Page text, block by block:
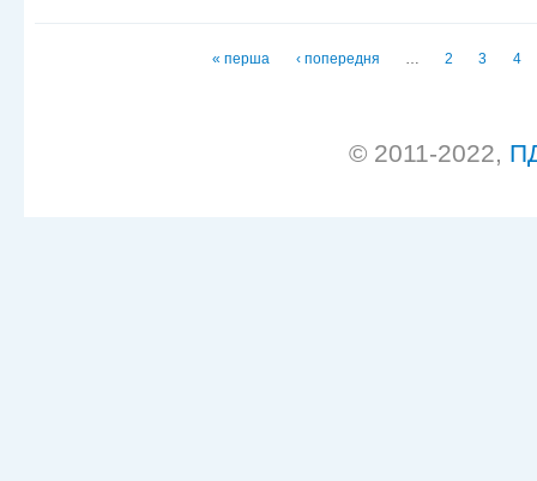
« перша ‹ попередня 2 3 4
© 2011-2022,